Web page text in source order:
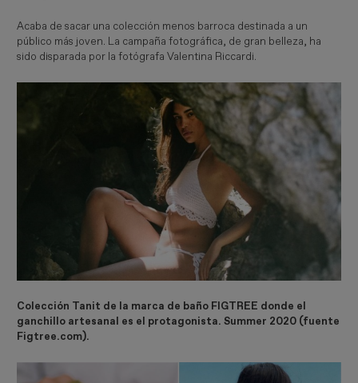
Acaba de sacar una colección menos barroca destinada a un
público más joven. La campaña fotográfica, de gran belleza, ha
sido disparada por la fotógrafa Valentina Riccardi.
Colección Tanit de la marca de baño FIGTREE donde el
ganchillo artesanal es el protagonista. Summer 2020 (fuente
Figtree.com).